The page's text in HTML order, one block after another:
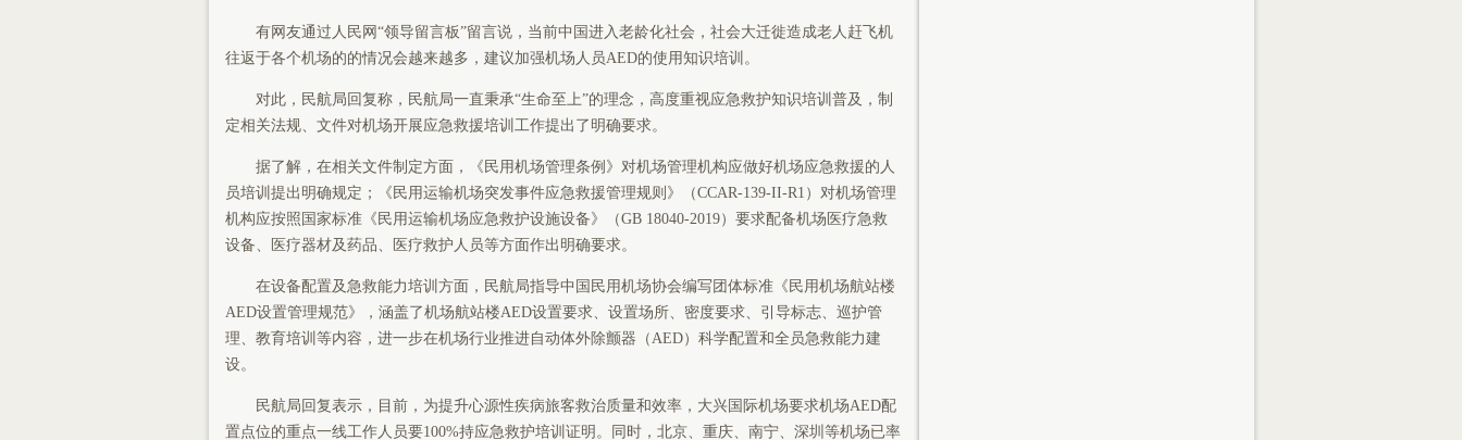
有网友通过人民网“领导留言板”留言说，当前中国进入老龄化社会，社会大迁徙造成老人赶飞机
往返于各个机场的的情况会越来越多，建议加强机场人员AED的使用知识培训。
对此，民航局回复称，民航局一直秉承“生命至上”的理念，高度重视应急救护知识培训普及，制
定相关法规、文件对机场开展应急救援培训工作提出了明确要求。
据了解，在相关文件制定方面，《民用机场管理条例》对机场管理机构应做好机场应急救援的人
员培训提出明确规定；《民用运输机场突发事件应急救援管理规则》（CCAR-139-II-R1）对机场管理
机构应按照国家标准《民用运输机场应急救护设施设备》（GB 18040-2019）要求配备机场医疗急救
设备、医疗器材及药品、医疗救护人员等方面作出明确要求。
在设备配置及急救能力培训方面，民航局指导中国民用机场协会编写团体标准《民用机场航站楼
AED设置管理规范》，涵盖了机场航站楼AED设置要求、设置场所、密度要求、引导标志、巡护管
理、教育培训等内容，进一步在机场行业推进自动体外除颤器（AED）科学配置和全员急救能力建
设。
民航局回复表示，目前，为提升心源性疾病旅客救治质量和效率，大兴国际机场要求机场AED配
置点位的重点一线工作人员要100%持应急救护培训证明。同时，北京、重庆、南宁、深圳等机场已率